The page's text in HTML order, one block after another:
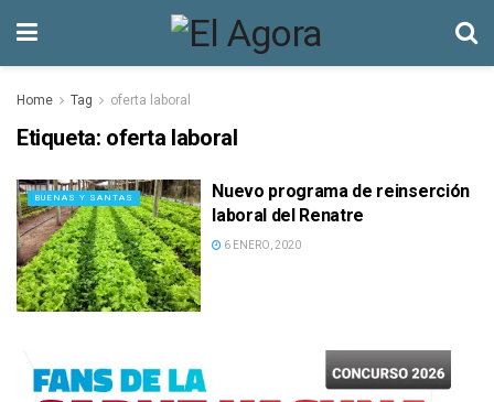
Home Tag oferta laboral
Etiqueta: oferta laboral
BUENAS Y SANTAS
Nuevo programa de reinserción
laboral del Renatre
6 ENERO, 2020